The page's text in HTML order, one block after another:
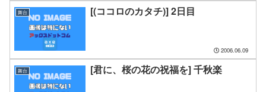
舞台 [(ココロのカタチ)] 2日目
2006.06.09
舞台 [君に、桜の花の祝福を] 千秋楽